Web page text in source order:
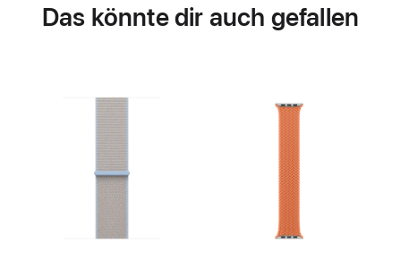
Das könnte dir auch gefallen